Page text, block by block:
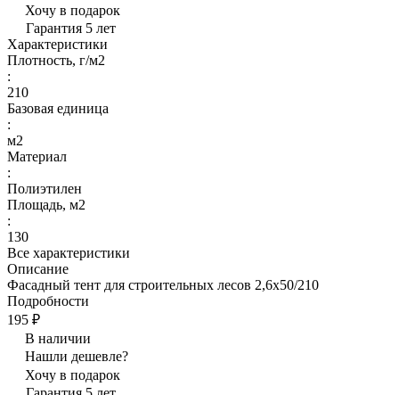
Хочу в подарок
Гарантия 5 лет
Характеристики
Плотность, г/м2
:
210
Базовая единица
:
м2
Материал
:
Полиэтилен
Площадь, м2
:
130
Все характеристики
Описание
Фасадный тент для строительных лесов 2,6х50/210
Подробности
195 ₽
В наличии
Нашли дешевле?
Хочу в подарок